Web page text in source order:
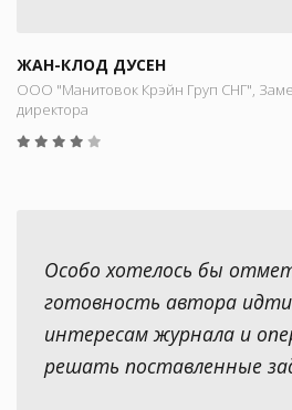
ЖАН-КЛОД ДУСЕН
ООО "Манитовок Крэйн Груп СНГ",
директора
Особо хотелось бы
готовность автора
интересам журнала и
решать поставленные